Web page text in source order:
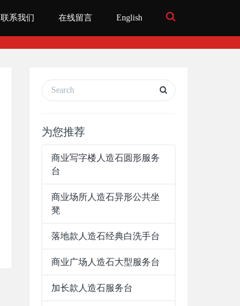
Toggle
Search
联系我们 在线留言 English
为您推荐
商业写字楼人造石圆形服务
台
商业场所人造石异形公共坐
凳
落地款人造石经典白洗手台
商业广场人造石大型服务台
加长款人造石服务台